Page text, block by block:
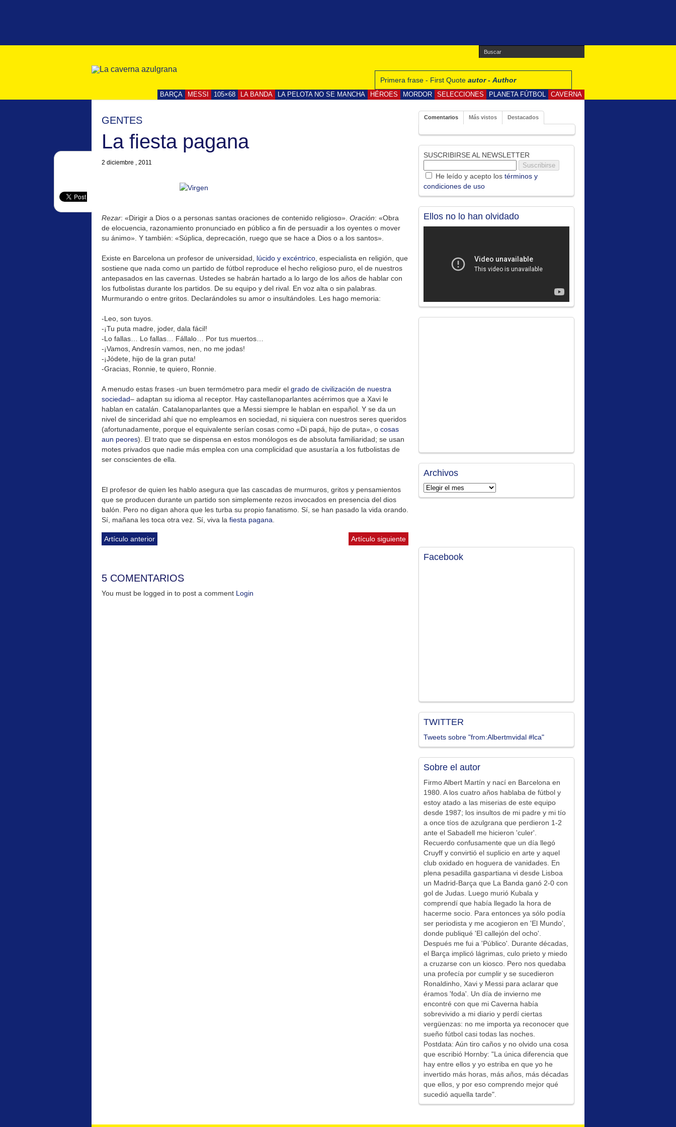
Primera frase - First Quote autor - Author
BARÇA MESSI 105×68 LA BANDA LA PELOTA NO SE MANCHA HÉROES MORDOR SELECCIONES PLANETA FÚTBOL CAVERNA
GENTES
La fiesta pagana
2 diciembre , 2011
Rezar: «Dirigir a Dios o a personas santas oraciones de contenido religioso». Oración: «Obra
de elocuencia, razonamiento pronunciado en público a fin de persuadir a los oyentes o mover
su ánimo». Y también: «Súplica, deprecación, ruego que se hace a Dios o a los santos».
Existe en Barcelona un profesor de universidad, lúcido y excéntrico , especialista en religión, que
sostiene que nada como un partido de fútbol reproduce el hecho religioso puro, el de nuestros
antepasados en las cavernas. Ustedes se habrán hartado a lo largo de los años de hablar con
los futbolistas durante los partidos. De su equipo y del rival. En voz alta o sin palabras.
Murmurando o entre gritos. Declarándoles su amor o insultándoles. Les hago memoria:
-Leo, son tuyos.
-¡Tu puta madre, joder, dala fácil!
-Lo fallas… Lo fallas… Fállalo… Por tus muertos…
-¡Vamos, Andresín vamos, nen, no me jodas!
-¡Jódete, hijo de la gran puta!
-Gracias, Ronnie, te quiero, Ronnie.
A menudo estas frases -un buen termómetro para medir el grado de civilización de nuestra
sociedad– adaptan su idioma al receptor. Hay castellanoparlantes acérrimos que a Xavi le
hablan en catalán. Catalanoparlantes que a Messi siempre le hablan en español. Y se da un
nivel de sinceridad ahí que no empleamos en sociedad, ni siquiera con nuestros seres queridos
(afortunadamente, porque el equivalente serían cosas como «Di papá, hijo de puta», o cosas
aun peores). El trato que se dispensa en estos monólogos es de absoluta familiaridad; se usan
motes privados que nadie más emplea con una complicidad que asustaría a los futbolistas de
ser conscientes de ella.
El profesor de quien les hablo asegura que las cascadas de murmuros, gritos y pensamientos
que se producen durante un partido son simplemente rezos invocados en presencia del dios
balón. Pero no digan ahora que les turba su propio fanatismo. Sí, se han pasado la vida orando.
Sí, mañana les toca otra vez. Sí, viva la fiesta pagana
Artículo anterior Artículo siguiente
5 COMENTARIOS
You must be logged in to post a comment Login
Comentarios Más vistos Destacados
SUSCRIBIRSE AL NEWSLETTER
He leído y acepto los términos y
condiciones de uso
Ellos no lo han olvidado
Archivos
Archivos
Facebook
TWITTER
Tweets sobre "from:Albertmvidal #lca"
Sobre el autor
Firmo Albert Martín y nací en Barcelona en
1980. A los cuatro años hablaba de fútbol y
estoy atado a las miserias de este equipo
desde 1987; los insultos de mi padre y mi tío
a once tíos de azulgrana que perdieron 1-2
ante el Sabadell me hicieron 'culer'.
Recuerdo confusamente que un día llegó
Cruyff y convirtió el suplicio en arte y aquel
club oxidado en hoguera de vanidades. En
plena pesadilla gaspartiana vi desde Lisboa
un Madrid-Barça que La Banda ganó 2-0 con
gol de Judas. Luego murió Kubala y
comprendí que había llegado la hora de
hacerme socio. Para entonces ya sólo podía
ser periodista y me acogieron en 'El Mundo',
donde publiqué 'El callejón del ocho'.
Después me fui a 'Público'. Durante décadas,
el Barça implicó lágrimas, culo prieto y miedo
a cruzarse con un kiosco. Pero nos quedaba
una profecía por cumplir y se sucedieron
Ronaldinho, Xavi y Messi para aclarar que
éramos 'foda'. Un día de invierno me
encontré con que mi Caverna había
sobrevivido a mi diario y perdí ciertas
vergüenzas: no me importa ya reconocer que
sueño fútbol casi todas las noches.
Postdata: Aún tiro caños y no olvido una cosa
que escribió Hornby: "La única diferencia que
hay entre ellos y yo estriba en que yo he
invertido más horas, más años, más décadas
que ellos, y por eso comprendo mejor qué
sucedió aquella tarde".